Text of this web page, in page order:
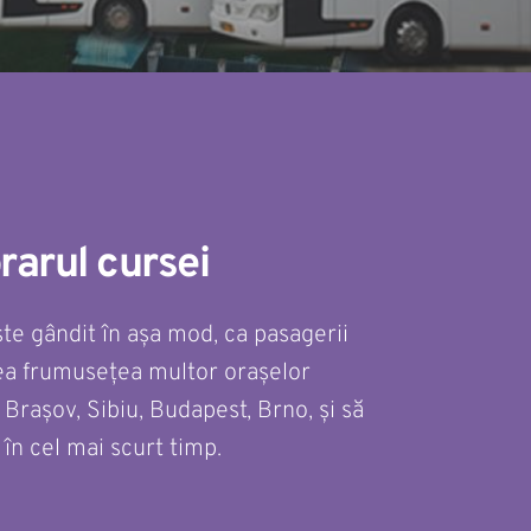
cursei
gândit în așa mod, ca pasagerii
frumusețea multor orașelor
Sibiu, Budapest, Brno, și să
cel mai scurt timp.